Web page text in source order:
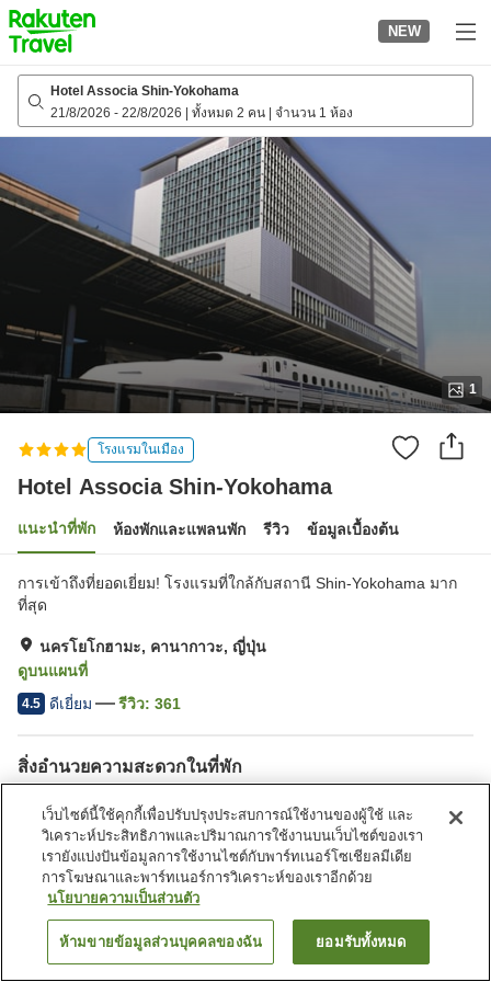
to
top
page
NEW
Hotel Associa Shin-Yokohama
21/8/2026 - 22/8/2026 ทั้งหมด 2 คน จำนวน 1 ห้อง
1
โรงแรมในเมือง
Hotel Associa Shin-Yokohama
แนะนำที่พัก ห้องพักและแพลนพัก รีวิว ข้อมูลเบื้องต้น
การเข้าถึงที่ยอดเยี่ยม! โรงแรมที่ใกล้กับสถานี Shin-Yokohama มาก
ที่สุด
นครโยโกฮามะ, คานากาวะ, ญี่ปุ่น
ดูบนแผนที่
4.5 ดีเยี่ยม รีวิว: 361
สิ่งอำนวยความสะดวกในที่พัก
ปลอดบุหรี่
ตู้จำหน่ายอัตโนมัติ
หน้าแรก ญี่ปุ่น คานากาวะ
นครโยโกฮามะ
Hotel Associa Shin-Yokohama
ค้นหาห้องพัก
เว็บไซต์นี้ใช้คุกกี้เพื่อปรับปรุงประสบการณ์ใช้งานของผู้ใช้ และ
วิเคราะห์ประสิทธิภาพและปริมาณการใช้งานบนเว็บไซต์ของเรา
เรายังแบ่งปันข้อมูลการใช้งานไซต์กับพาร์ทเนอร์โซเชียลมีเดีย
การโฆษณาและพาร์ทเนอร์การวิเคราะห์ของเราอีกด้วย
นโยบายความเป็นส่วนตัว
ห้ามขายข้อมูลส่วนบุคคลของฉัน ยอมรับทั้งหมด